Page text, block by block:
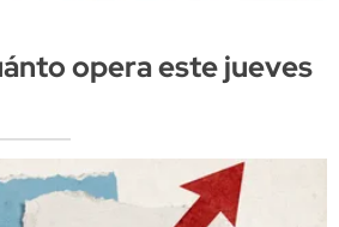
opera este jueves